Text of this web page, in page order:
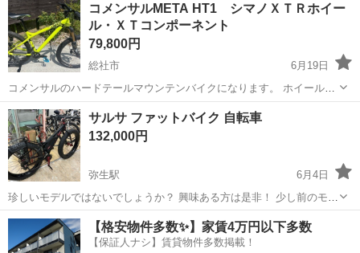
コメンサルMETA HT1 シマノＸＴＲホイー
ル・ＸＴコンポーネント
79,800円
総社市
6月19日
コメンサルのハードテールマウンテンバイクになります。 ホイールは
シマノのトップクラスのXTRホイールです。 ブレーキ、クランク、デ
ィレイラーはすべてXTとなっております。 ステム、シートポストは新
品に交換済み。 ...
岡山 総社市 マウンテンバイク コメンサル
サルサ ファットバイク 自転車
132,000円
弥生駅
6月4日
珍しいモデルではないでしょうか？ 興味ある方は是非！ 少し前のモデ
ルなので多少傷などは見受けられます。 【ご来店前に在庫確認推奨】
⚡️注意事項⚡️ 原則商品の取り置きはしておりません 値引き交渉はお受
けできません 購...
岡山 倉敷市 弥生駅 マウンテンバイク 店頭
【格安物件多数✨】家賃4万円以下多数
【保証人ナシ】賃貸物件多数掲載！